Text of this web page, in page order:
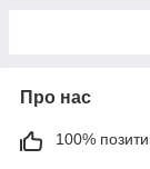
Про нас
100%